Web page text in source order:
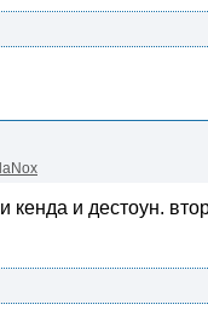
кенда и дестоун.